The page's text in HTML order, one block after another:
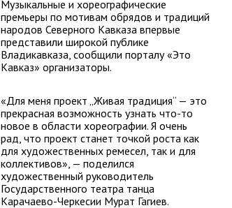
Музыкальные и хореографические
премьеры по мотивам обрядов и традиций
народов Северного Кавказа впервые
представили широкой публике
Владикавказа, сообщили порталу «Это
Кавказ» организаторы.
«Для меня проект „Живая традиция“ — это
прекрасная возможность узнать что-то
новое в области хореографии. Я очень
рад, что проект станет точкой роста как
для художественных ремесел, так и для
коллективов», — поделился
художественный руководитель
Государственного театра танца
Карачаево-Черкесии Мурат Гагиев.